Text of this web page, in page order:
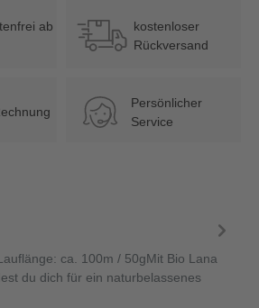
ab
kostenloser
Rückversand
Persönlicher
Service
ca. 100m / 50gMit Bio Lana
du dich für ein naturbelassenes